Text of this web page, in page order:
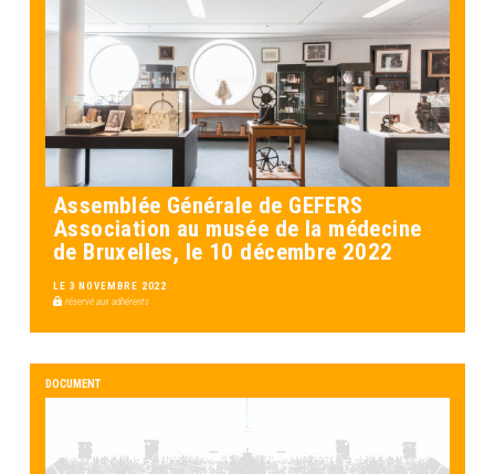
Assemblée Générale de GEFERS
Association au musée de la médecine
de Bruxelles, le 10 décembre 2022
LE 3 NOVEMBRE 2022
réservé aux adhérents
DOCUMENT